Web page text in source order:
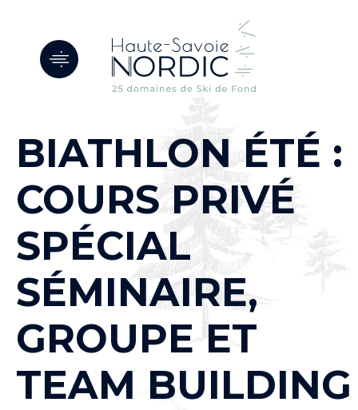
BIATHLON ÉTÉ :
COURS PRIVÉ
SPÉCIAL
SÉMINAIRE,
GROUPE ET
TEAM BUILDING